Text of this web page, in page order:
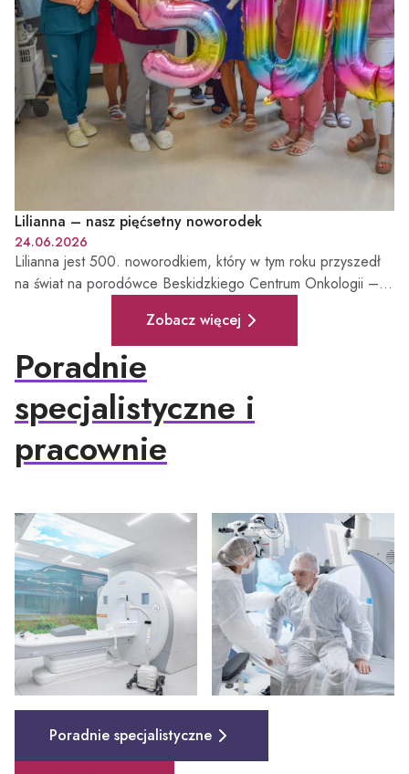
Lilianna – nasz pięćsetny noworodek
24.06.2026
Lilianna jest 500. noworodkiem, który w tym roku przyszedł
na świat na porodówce Beskidzkiego Centrum Onkologii –
Zobacz więcej
Poradnie
specjalistyczne i
pracownie
Poradnie specjalistyczne